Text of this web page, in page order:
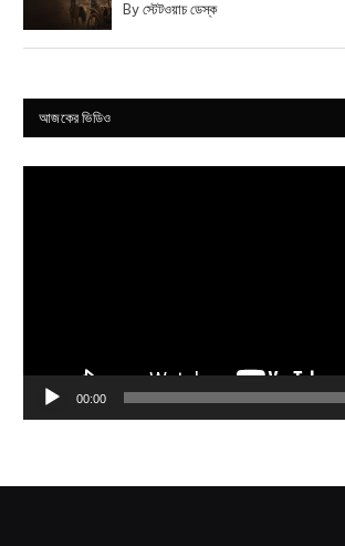
By স্টেটওয়াচ ডেস্ক
আজকের ভিডিও
00:00